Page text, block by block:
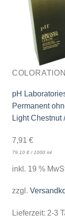
pH
Permanent
Light Chestnut
7,91 €
79,10 €/ 1000 ml
inkl. 19 %
zzgl.
Lieferzeit: 2-3